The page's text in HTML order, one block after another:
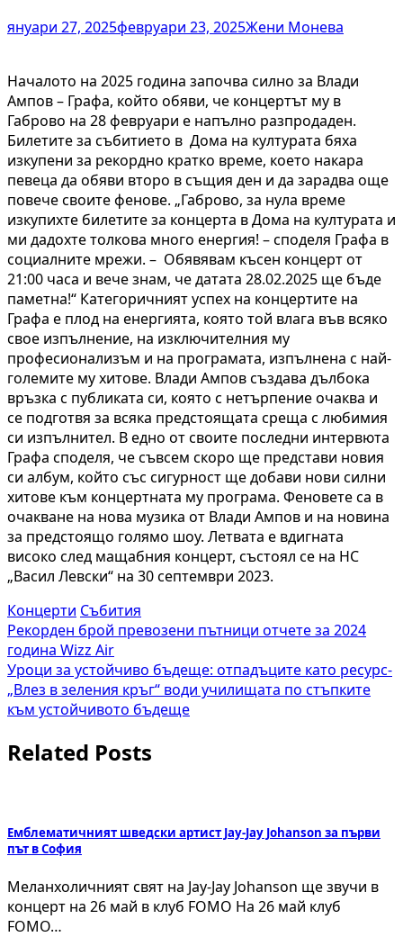
януари 27, 2025февруари 23, 2025Жени Монева
Началото на 2025 година започва силно за Влади
Ампов – Графа, който обяви, че концертът му в
Габрово на 28 февруари е напълно разпродаден.
Билетите за събитието в Дома на културата бяха
изкупени за рекордно кратко време, което накара
певеца да обяви второ в същия ден и да зарадва още
повече своите фенове. „Габрово, за нула време
изкупихте билетите за концерта в Дома на културата и
ми дадохте толкова много енергия! – споделя Графа в
социалните мрежи. – Обявявам късен концерт от
21:00 часа и вече знам, че датата 28.02.2025 ще бъде
паметна!“ Категоричният успех на концертите на
Графа е плод на енергията, която той влага във всяко
свое изпълнение, на изключителния му
професионализъм и на програмата, изпълнена с най-
големите му хитове. Влади Ампов създава дълбока
връзка с публиката си, която с нетърпение очаква и
се подготвя за всяка предстоящата среща с любимия
си изпълнител. В едно от своите последни интервюта
Графа споделя, че съвсем скоро ще представи новия
си албум, който със сигурност ще добави нови силни
хитове към концертната му програма. Феновете са в
очакване на нова музика от Влади Ампов и на новина
за предстоящо голямо шоу. Летвата е вдигната
високо след мащабния концерт, състоял се на НС
„Васил Левски“ на 30 септември 2023.
Концерти Събития
Навигация
Рекорден брой превозени пътници отчете за 2024
година Wizz Air
Уроци за устойчиво бъдеще: отпадъците като ресурс-
„Влез в зеления кръг“ води училищата по стъпките
към устойчивото бъдеще
Related Posts
Емблематичният шведски артист Jay-Jay Johanson за първи
път в София
Меланхоличният свят на Jay-Jay Johanson ще звучи в
концерт на 26 май в клуб FOMO На 26 май клуб
FOMO…